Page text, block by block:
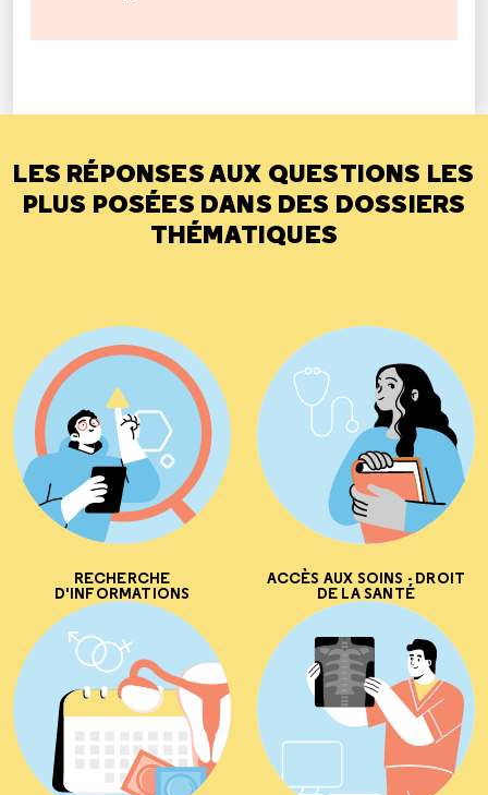
LES RÉPONSES AUX QUESTIONS LES
PLUS POSÉES DANS DES DOSSIERS
THÉMATIQUES
RECHERCHE
D'INFORMATIONS
ACCÈS AUX SOINS - DROIT
DE LA SANTÉ